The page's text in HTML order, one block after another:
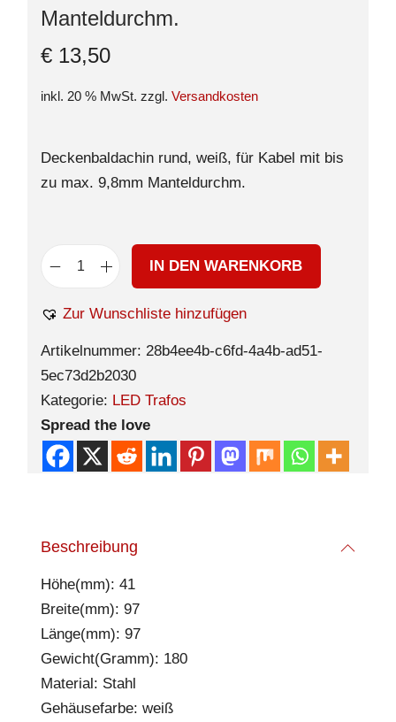
Manteldurchm.
€ 13,50
inkl. 20 % MwSt. zzgl. Versandkosten
Deckenbaldachin rund, weiß, für Kabel mit bis
zu max. 9,8mm Manteldurchm.
IN DEN WARENKORB
Zur Wunschliste hinzufügen
Artikelnummer: 28b4ee4b-c6fd-4a4b-ad51-
5ec73d2b2030
Kategorie: LED Trafos
Spread the love
Beschreibung
Höhe(mm): 41
Breite(mm): 97
Länge(mm): 97
Gewicht(Gramm): 180
Material: Stahl
Gehäusefarbe: weiß